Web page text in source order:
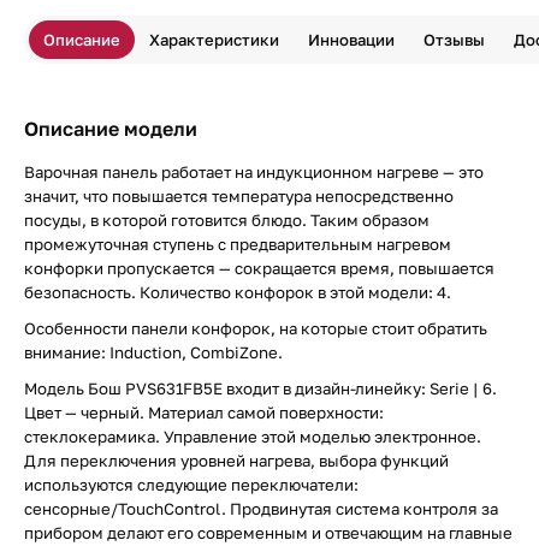
Описание Характеристики Инновации Отзывы
Описание модели
Варочная панель работает на индукционном нагреве — это
значит, что повышается температура непосредственно
посуды, в которой готовится блюдо. Таким образом
промежуточная ступень с предварительным нагревом
конфорки пропускается — сокращается время, повышается
безопасность. Количество конфорок в этой модели: 4.
Особенности панели конфорок, на которые стоит обратить
внимание: Induction, CombiZone.
Модель Бош PVS631FB5E входит в дизайн-линейку: Serie | 6.
Цвет — черный. Материал самой поверхности:
стеклокерамика. Управление этой моделью электронное.
Для переключения уровней нагрева, выбора функций
используются следующие переключатели:
сенсорные/TouchControl. Продвинутая система контроля за
прибором делают его современным и отвечающим на главные